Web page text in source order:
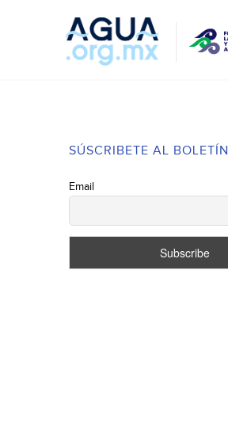
SÚSCRIBETE AL BOLETÍN
Email